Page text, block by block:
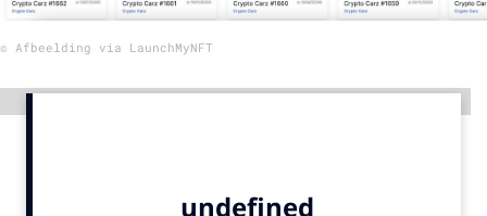
Events
Opleidingen
Vacatures
© Afbeelding via LaunchMyNFT